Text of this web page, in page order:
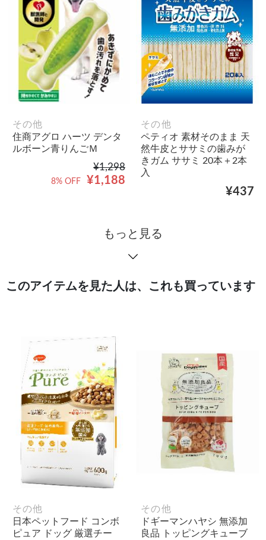
その他
住商アグロ ハーツ デンタ
ルボーン青りんごＭ
¥1,298
¥1,188
8% OFF
その他
ペティオ 素材そのまま 天
然牛皮とササミの歯みが
きガム ササミ 20本＋2本
入
¥437
もっと見る
このアイテムを見た人は、これも買っています
その他
日本ペットフード コンボ
ピュア ドッグ 厳選チー
その他
ドギーマンハヤシ 無添加
良品 トッピングキューブ